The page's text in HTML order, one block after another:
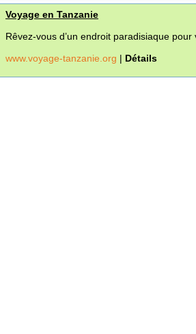
Voyage en Tanzanie
Rêvez-vous d’un endroit paradisiaque
www.voyage-tanzanie.org | Détails